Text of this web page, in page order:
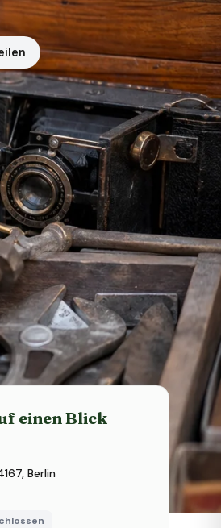
Symbolbild · KI-generiert
einen Blick
Berlin